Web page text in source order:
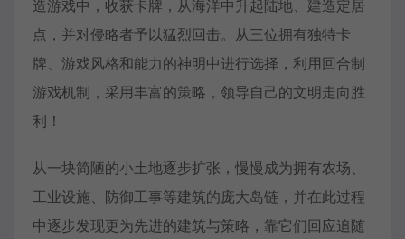
造游戏中，收获卡牌，从海洋中升起陆地、建造定居
点，并对侵略者予以猛烈回击。从三位拥有独特卡
牌、游戏风格和能力的神明中进行选择，利用回合制
游戏机制，采用丰富的策略，领导自己的文明走向胜
利！
从一块简陋的小土地逐步扩张，慢慢成为拥有农场、
工业设施、防御工事等建筑的庞大岛链，并在此过程
中逐步发现更为先进的建筑与策略，靠它们回应追随